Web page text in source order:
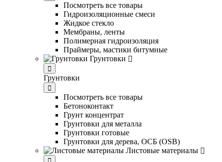
Посмотреть все товары
Гидроизоляционные смеси
Жидкое стекло
Мембраны, ленты
Полимерная гидроизоляция
Праймеры, мастики битумные
Грунтовки
Грунтовки
Посмотреть все товары
Бетоноконтакт
Грунт концентрат
Грунтовки для металла
Грунтовки готовые
Грунтовки для дерева, ОСБ (OSB)
Листовые материалы